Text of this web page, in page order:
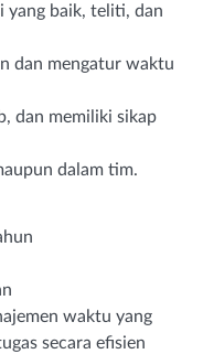
yang baik, teliti, dan
dan mengatur waktu
dan memiliki sikap
dalam tim.
waktu yang
secara efisien